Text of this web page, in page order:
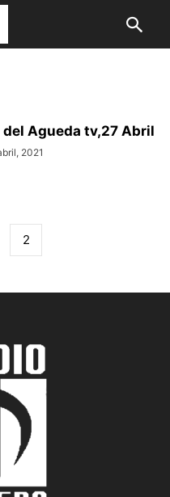
del Agueda tv,27 Abril
2021
2